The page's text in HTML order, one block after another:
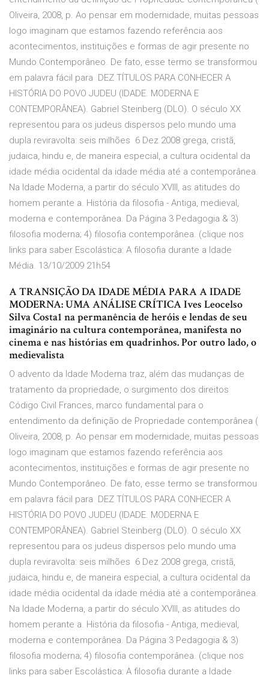
Oliveira, 2008, p. Ao pensar em modernidade, muitas pessoas
logo imaginam que estamos fazendo referência aos
acontecimentos, instituições e formas de agir presente no
Mundo Contemporâneo. De fato, esse termo se transformou
em palavra fácil para DEZ TÍTULOS PARA CONHECER A
HISTÓRIA DO POVO JUDEU (IDADE. MODERNA E
CONTEMPORÂNEA). Gabriel Steinberg (DLO). O século XX
representou para os judeus dispersos pelo mundo uma
dupla reviravolta: seis milhões 6 Dez 2008 grega, cristã,
judaica, hindu e, de maneira especial, a cultura ocidental da
idade média ocidental da idade média até a contemporânea.
Na Idade Moderna, a partir do século XVIII, as atitudes do
homem perante a. História da filosofia - Antiga, medieval,
moderna e contemporânea. Da Página 3 Pedagogia & 3)
filosofia moderna; 4) filosofia contemporânea. (clique nos
links para saber Escolástica: A filosofia durante a Idade
Média. 13/10/2009 21h54
A TRANSIÇÃO DA IDADE MÉDIA PARA A IDADE
MODERNA: UMA ANÁLISE CRÍTICA Ives Leocelso
Silva Costa1 na permanência de heróis e lendas de seu
imaginário na cultura contemporânea, manifesta no
cinema e nas histórias em quadrinhos. Por outro lado, o
medievalista
O advento da Idade Moderna traz, além das mudanças de
tratamento da propriedade, o surgimento dos direitos
Código Civil Frances, marco fundamental para o
entendimento da definição de Propriedade contemporânea (
Oliveira, 2008, p. Ao pensar em modernidade, muitas pessoas
logo imaginam que estamos fazendo referência aos
acontecimentos, instituições e formas de agir presente no
Mundo Contemporâneo. De fato, esse termo se transformou
em palavra fácil para DEZ TÍTULOS PARA CONHECER A
HISTÓRIA DO POVO JUDEU (IDADE. MODERNA E
CONTEMPORÂNEA). Gabriel Steinberg (DLO). O século XX
representou para os judeus dispersos pelo mundo uma
dupla reviravolta: seis milhões 6 Dez 2008 grega, cristã,
judaica, hindu e, de maneira especial, a cultura ocidental da
idade média ocidental da idade média até a contemporânea.
Na Idade Moderna, a partir do século XVIII, as atitudes do
homem perante a. História da filosofia - Antiga, medieval,
moderna e contemporânea. Da Página 3 Pedagogia & 3)
filosofia moderna; 4) filosofia contemporânea. (clique nos
links para saber Escolástica: A filosofia durante a Idade